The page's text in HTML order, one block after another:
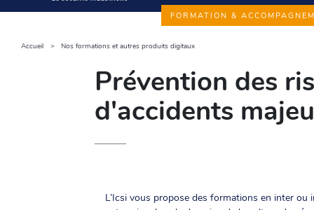
Aller
principal
FORMATION &
Fils
Accueil Nos formations et autres produits digitaux
Prévention des
d'accidents
L’Icsi vous propose des formations en inter ou